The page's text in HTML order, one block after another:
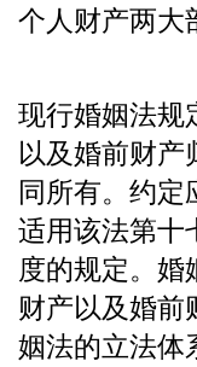
个人财产两大
现行婚姻法规
以及婚前财
同所有。约定
适用该法第十
度的规定。婚
财产以及婚前
姻法的立法体